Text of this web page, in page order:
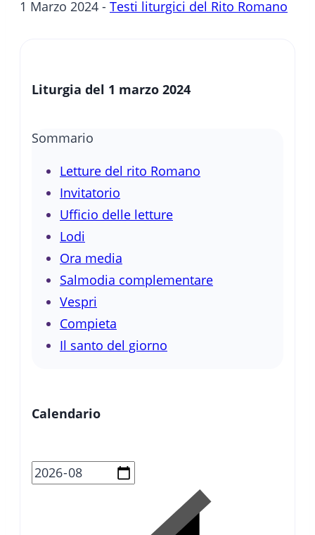
1 Marzo 2024 - Testi liturgici del Rito Romano
Liturgia del 1 marzo 2024
Sommario
Letture del rito Romano
Invitatorio
Ufficio delle letture
Lodi
Ora media
Salmodia complementare
Vespri
Compieta
Il santo del giorno
Calendario